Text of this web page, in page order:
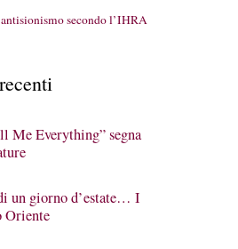
secondo l’IHRA
Me Everything” segna
un giorno d’estate… I
Oriente